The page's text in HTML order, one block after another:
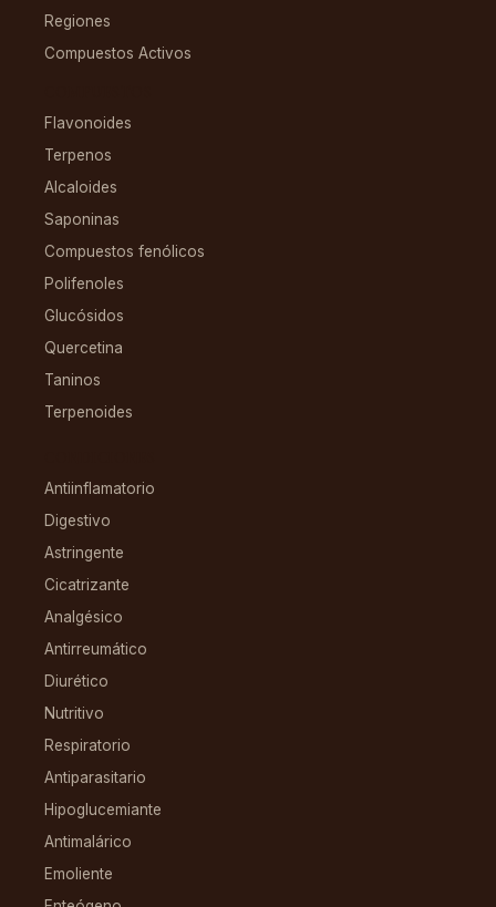
Regiones
Compuestos Activos
Flavonoides
Terpenos
Alcaloides
Saponinas
Compuestos fenólicos
Polifenoles
Glucósidos
Quercetina
Taninos
Terpenoides
Antiinflamatorio
Digestivo
Astringente
Cicatrizante
Analgésico
Antirreumático
Diurético
Nutritivo
Respiratorio
Antiparasitario
Hipoglucemiante
Antimalárico
Emoliente